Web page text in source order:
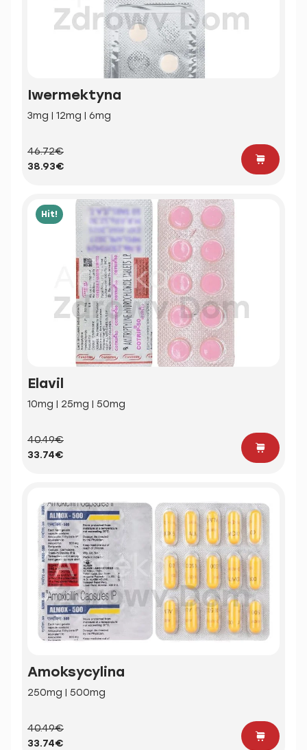
Iwermektyna
3mg | 12mg | 6mg
46.72€
38.93€
Hit!
Elavil
10mg | 25mg | 50mg
40.49€
33.74€
Amoksycylina
250mg | 500mg
40.49€
33.74€